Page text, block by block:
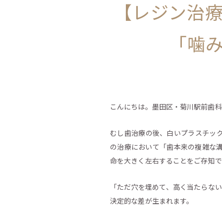
【レジン治
「噛
こんにちは。墨田区・菊川駅前歯
むし歯治療の後、白いプラスチッ
の治療において「歯本来の複雑な
命を大きく左右することをご存知
「ただ穴を埋めて、高く当たら
決定的な差が生まれます。